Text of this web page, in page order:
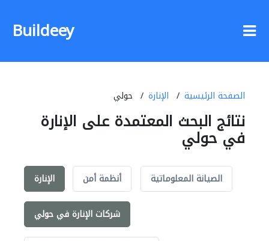
Buildeey
الصفحة الرئيسية الإنارة حولي
نتائج البحث المعتمدة على الإنارة
في حولي
الإنارة أنظمة أمن الصيانة المعلوماتية
شركات الإنارة في حولي